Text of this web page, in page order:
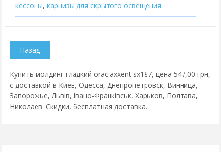
кессоны, карнизы для скрытого освещения.
Купить молдинг гладкий orac axxent sx187, цена 547,00 грн,
с доставкой в Киев, Одесса, Днепропетровск, Винница,
Запорожье, Львів, Івано-Франківськ, Харьков, Полтава,
Николаев. Скидки, бесплатная доставка.